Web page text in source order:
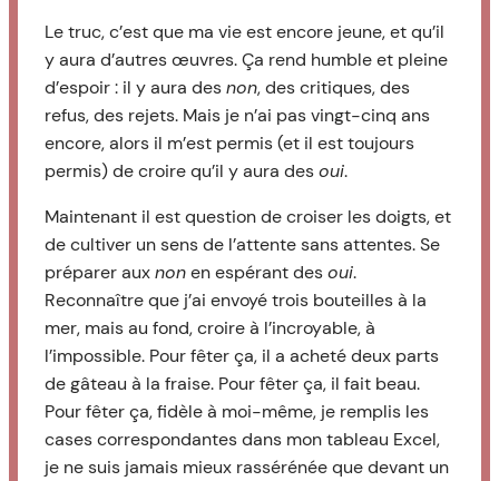
Le truc, c’est que ma vie est encore jeune, et qu’il
y aura d’autres œuvres. Ça rend humble et pleine
d’espoir : il y aura desnon, des critiques, des
refus, des rejets. Mais je n’ai pas vingt-cinq ans
encore, alors il m’est permis (et il est toujours
permis) de croire qu’il y aura desoui.
Maintenant il est question de croiser les doigts, et
de cultiver un sens de l’attente sans attentes. Se
préparer auxnonen espérant desoui.
Reconnaître que j’ai envoyé trois bouteilles à la
mer, mais au fond, croire à l’incroyable, à
l’impossible. Pour fêter ça, il a acheté deux parts
de gâteau à la fraise. Pour fêter ça, il fait beau.
Pour fêter ça, fidèle à moi-même, je remplis les
cases correspondantes dans mon tableau Excel,
je ne suis jamais mieux rassérénée que devant un